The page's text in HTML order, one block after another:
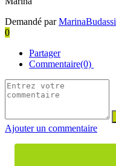
Demandé parMarinaBudassi
0
Partager
Commentaire(0)
Ajouter un commentaire